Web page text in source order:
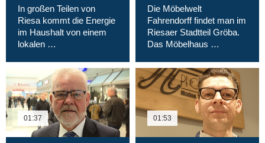
In großen Teilen von
Riesa kommt die Energie
im Haushalt von einem
lokalen …
Die Möbelwelt
Fahrendorff findet man im
Riesaer Stadtteil Gröba.
Das Möbelhaus …
01:37 01:53